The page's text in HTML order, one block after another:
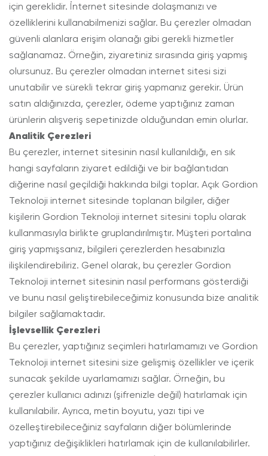
için gereklidir. İnternet sitesinde dolaşmanızı ve
özelliklerini kullanabilmenizi sağlar. Bu çerezler olmadan
güvenli alanlara erişim olanağı gibi gerekli hizmetler
sağlanamaz. Örneğin, ziyaretiniz sırasında giriş yapmış
olursunuz. Bu çerezler olmadan internet sitesi sizi
unutabilir ve sürekli tekrar giriş yapmanız gerekir. Ürün
satın aldığınızda, çerezler, ödeme yaptığınız zaman
ürünlerin alışveriş sepetinizde olduğundan emin olurlar.
Analitik Çerezleri
Bu çerezler, internet sitesinin nasıl kullanıldığı, en sık
hangi sayfaların ziyaret edildiği ve bir bağlantıdan
diğerine nasıl geçildiği hakkında bilgi toplar. Açık Gordion
Teknoloji internet sitesinde toplanan bilgiler, diğer
kişilerin Gordion Teknoloji internet sitesini toplu olarak
kullanmasıyla birlikte gruplandırılmıştır. Müşteri portalına
giriş yapmışsanız, bilgileri çerezlerden hesabınızla
ilişkilendirebiliriz. Genel olarak, bu çerezler Gordion
Teknoloji internet sitesinin nasıl performans gösterdiği
ve bunu nasıl geliştirebileceğimiz konusunda bize analitik
bilgiler sağlamaktadır.
İşlevsellik Çerezleri
Bu çerezler, yaptığınız seçimleri hatırlamamızı ve Gordion
Teknoloji internet sitesini size gelişmiş özellikler ve içerik
sunacak şekilde uyarlamamızı sağlar. Örneğin, bu
çerezler kullanıcı adınızı (şifrenizle değil) hatırlamak için
kullanılabilir. Ayrıca, metin boyutu, yazı tipi ve
özelleştirebileceğiniz sayfaların diğer bölümlerinde
yaptığınız değişiklikleri hatırlamak için de kullanılabilirler.